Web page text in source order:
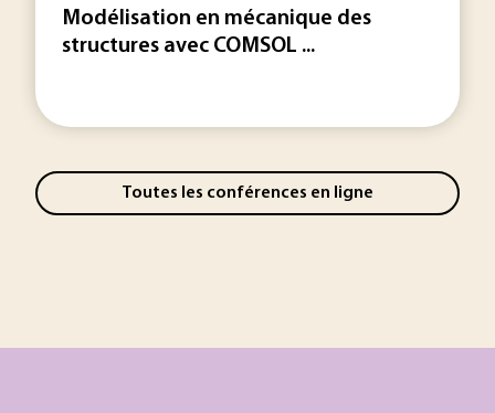
Modélisation en mécanique des
structures avec COMSOL ...
Toutes les conférences en ligne